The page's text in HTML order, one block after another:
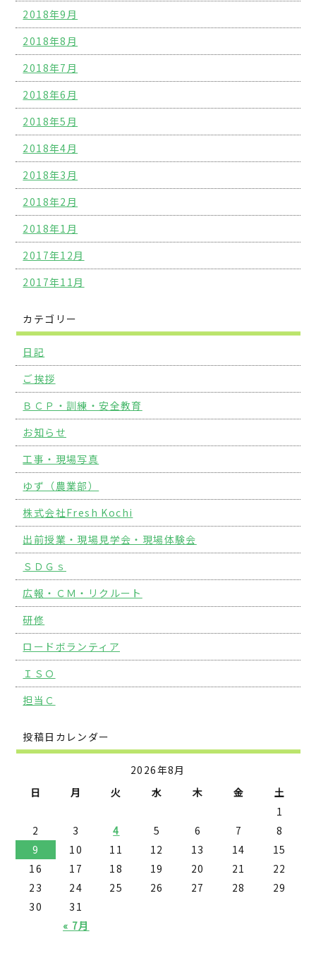
2018年9月
2018年8月
2018年7月
2018年6月
2018年5月
2018年4月
2018年3月
2018年2月
2018年1月
2017年12月
2017年11月
カテゴリー
日記
ご挨拶
ＢＣＰ・訓練・安全教育
お知らせ
工事・現場写真
ゆず（農業部）
株式会社Fresh Kochi
出前授業・現場見学会・現場体験会
ＳＤＧｓ
広報・ＣＭ・リクルート
研修
ロードボランティア
ＩＳＯ
担当Ｃ
投稿日カレンダー
2026年8月
日
月 火 水 木 金 土
« 7月
1
2
3 4 5 6 7
8
9
10 11 12 13 14
15
16
17 18 19 20 21
22
23
24 25 26 27 28
29
30
31